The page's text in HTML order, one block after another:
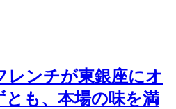
レンチが東銀座にオ
とも、本場の味を満